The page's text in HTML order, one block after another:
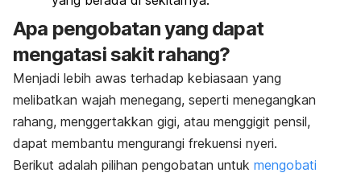
Apa pengobatan yang dapat
mengatasi sakit rahang?
Menjadi lebih awas terhadap kebiasaan yang
melibatkan wajah menegang, seperti menegangkan
rahang, menggertakkan gigi, atau menggigit pensil,
dapat membantu mengurangi frekuensi nyeri.
Berikut adalah pilihan pengobatan untuk mengobati